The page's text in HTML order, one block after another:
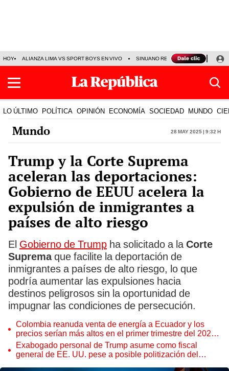
HOY ALIANZA LIMA VS SPORT BOYS EN VIVO SINUANO RESULTADOS HOY
LO ÚLTIMO POLÍTICA OPINIÓN ECONOMÍA SOCIEDAD MUNDO
Mundo 28 May 2025 | 9:32 h
Trump y la Corte Suprema
aceleran las deportaciones:
Gobierno de EEUU acelera la
expulsión de inmigrantes a
países de alto riesgo
El Gobierno de Trump ha solicitado a la Corte
Supremaque facilite la deportación de
inmigrantes a países de alto riesgo, lo que
podría aumentar las expulsiones hacia
destinos peligrosos sin la oportunidad de
impugnar las condiciones de persecución.
Colombia reanuda venta de energía a Ecuador y los
precios serían más altos en el primer trimestre del 2027,
según Cenace
Exabogado personal de Trump asume como fiscal
general de EE. UU. pese a posible politización del